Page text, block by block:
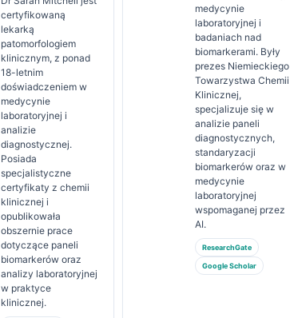
certyfikowaną
lekarką
patomorfologiem
klinicznym, z ponad
18-letnim
doświadczeniem w
medycynie
laboratoryjnej i
analizie
diagnostycznej.
Posiada
specjalistyczne
certyfikaty z chemii
klinicznej i
opublikowała
obszernie prace
dotyczące paneli
biomarkerów oraz
analizy laboratoryjnej
w praktyce
klinicznej.
medycynie
laboratoryjnej i
badaniach nad
biomarkerami. Były
prezes Niemieckiego
Towarzystwa Chemii
Klinicznej,
specjalizuje się w
analizie paneli
diagnostycznych,
standaryzacji
biomarkerów oraz w
medycynie
laboratoryjnej
wspomaganej przez
AI.
ResearchGate
Google Scholar